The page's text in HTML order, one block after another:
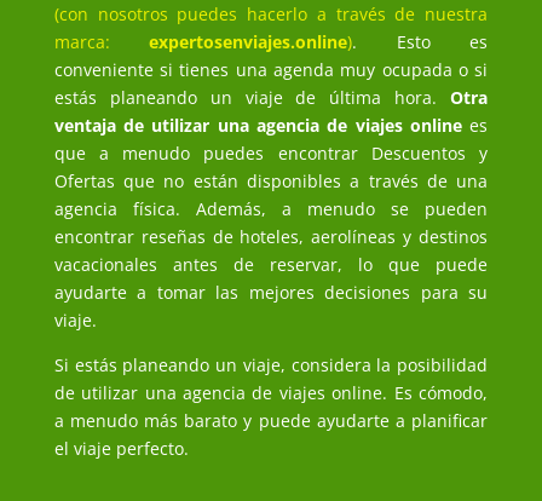
(con nosotros puedes hacerlo a través de nuestra
marca:expertosenviajes.online). Esto es
conveniente si tienes una agenda muy ocupada o si
estás planeando un viaje de última hora.Otra
ventaja de utilizar una agencia de viajes onlinees
que a menudo puedes encontrar Descuentos y
Ofertas que no están disponibles a través de una
agencia física. Además, a menudo se pueden
encontrar reseñas de hoteles, aerolíneas y destinos
vacacionales antes de reservar, lo que puede
ayudarte a tomar las mejores decisiones para su
viaje.
Si estás planeando un viaje, considera la posibilidad
de utilizar una agencia de viajes online. Es cómodo,
a menudo más barato y puede ayudarte a planificar
el viaje perfecto.